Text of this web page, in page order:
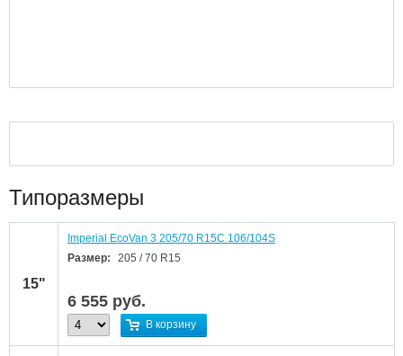
Типоразмеры
15"
Imperial EcoVan 3 205/70 R15C 106/104S
Размер:
205 / 70 R15
6 555 руб.
В корзину